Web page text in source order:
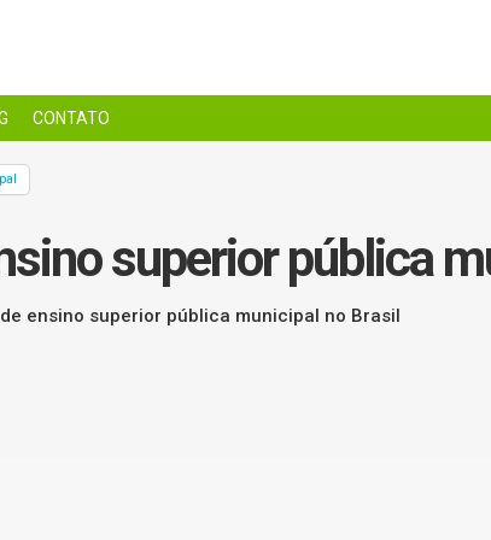
CONTATO
superior pública
ensino superior pública municipal no Brasil